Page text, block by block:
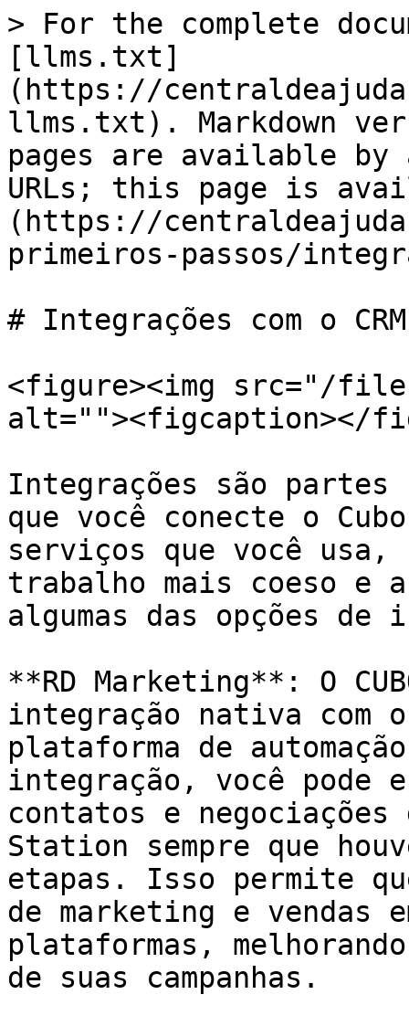
> For the complete
[llms.txt]
(https://
llms.txt). Markdown
pages are available by
URLs; this page is
(https://
primeiros-passos/
# Integrações com o CRM
<figure><img src="/files/
alt=""><figcaption></
Integrações são partes
que você conecte o
serviços que você
trabalho mais coeso e
algumas das opções
**RD Marketing**: O
integração nativa com
plataforma de
integração, você pode
contatos e negociações
Station sempre que
etapas. Isso permite
de marketing e vendas
plataformas,
de suas campanhas.